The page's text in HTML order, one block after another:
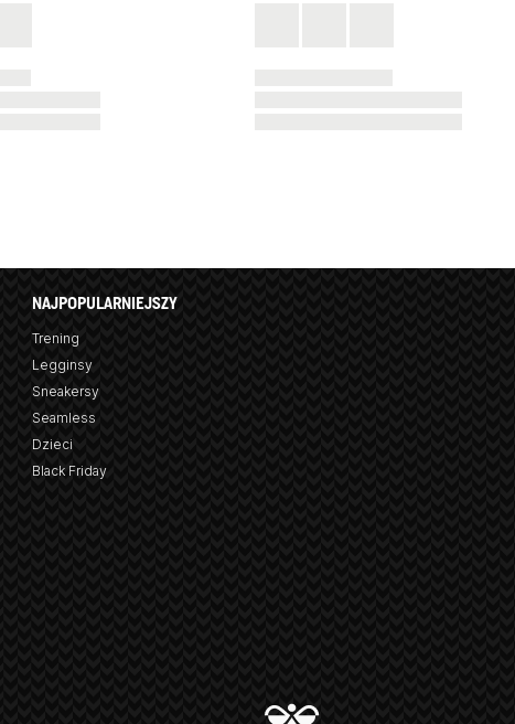
NAJPOPULARNIEJSZY
Trening
Legginsy
Sneakersy
Seamless
Dzieci
Black Friday